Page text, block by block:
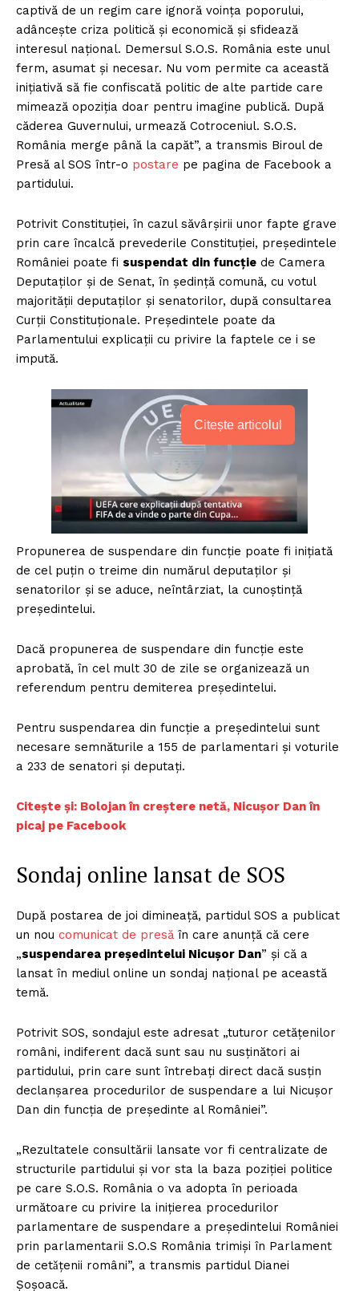
captivă de un regim care ignoră voința poporului,
adâncește criza politică și economică și sfidează
interesul național. Demersul S.O.S. România este unul
ferm, asumat și necesar. Nu vom permite ca această
inițiativă să fie confiscată politic de alte partide care
mimează opoziția doar pentru imagine publică. După
căderea Guvernului, urmează Cotroceniul. S.O.S.
România merge până la capăt”, a transmis Biroul de
Presă al SOS într-o postare pe pagina de Facebook a
partidului.
Potrivit Constituției, în cazul săvârşirii unor fapte grave
prin care încalcă prevederile Constituţiei, preşedintele
României poate fi suspendat din funcţie de Camera
Deputaţilor şi de Senat, în şedinţă comună, cu votul
majorităţii deputaţilor şi senatorilor, după consultarea
Curţii Constituţionale. Preşedintele poate da
Parlamentului explicaţii cu privire la faptele ce i se
impută.
Citește articolul
Propunerea de suspendare din funcţie poate fi iniţiată
de cel puţin o treime din numărul deputaţilor şi
senatorilor şi se aduce, neîntârziat, la cunoştinţă
preşedintelui.
Dacă propunerea de suspendare din funcţie este
aprobată, în cel mult 30 de zile se organizează un
referendum pentru demiterea preşedintelui.
Pentru suspendarea din funcție a președintelui sunt
necesare semnăturile a 155 de parlamentari și voturile
a 233 de senatori și deputați.
Citește și: Bolojan în creștere netă, Nicușor Dan în
picaj pe Facebook
Sondaj online lansat de SOS
După postarea de joi dimineață, partidul SOS a publicat
un nou comunicat de presă în care anunță că cere
„suspendarea președintelui Nicușor Dan” și că a
lansat în mediul online un sondaj național pe această
temă.
Potrivit SOS, sondajul este adresat „tuturor cetățenilor
români, indiferent dacă sunt sau nu susținători ai
partidului, prin care sunt întrebați direct dacă susțin
declanșarea procedurilor de suspendare a lui Nicușor
Dan din funcția de președinte al României”.
„Rezultatele consultării lansate vor fi centralizate de
structurile partidului și vor sta la baza poziției politice
pe care S.O.S. România o va adopta în perioada
următoare cu privire la inițierea procedurilor
parlamentare de suspendare a președintelui României
prin parlamentarii S.O.S România trimiși în Parlament
de cetǎțenii români”, a transmis partidul Dianei
Șoșoacă.